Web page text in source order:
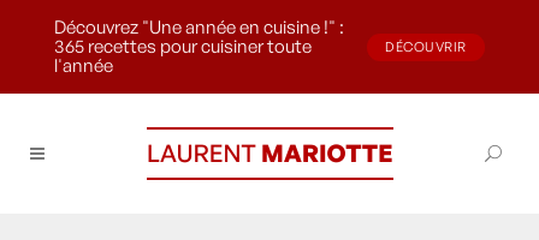
Découvrez "Une année en cuisine !" :
365 recettes pour cuisiner toute
l'année
DÉCOUVRIR